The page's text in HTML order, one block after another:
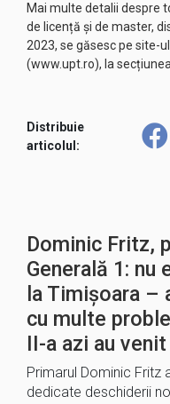
Mai multe detalii despre
de licență și de master,
2023, se găsesc pe site-
(www.upt.ro), la
Distribuie
articolul:
Dominic Fritz,
Generală 1:
la Timișoara
cu multe
II-a azi au
Primarul Dominic Fritz
dedicate deschiderii